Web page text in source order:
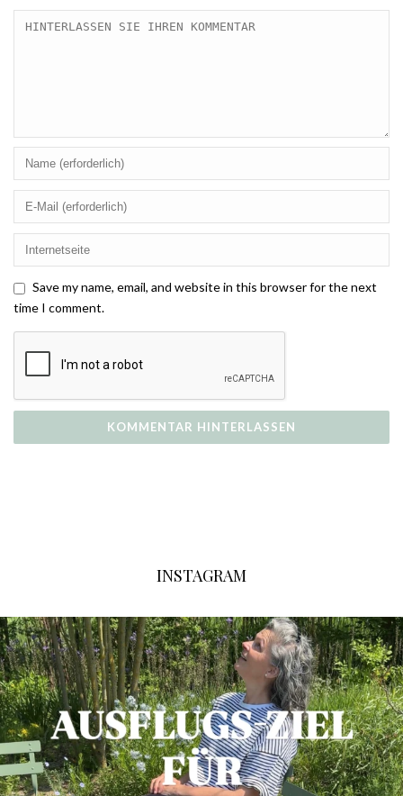
Save my name, email, and website in this browser for the next
time I comment.
INSTAGRAM